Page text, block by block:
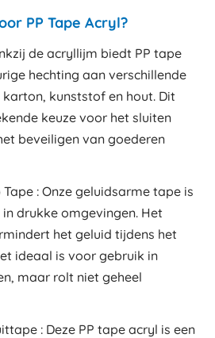
PP Tape Acryl?
de acryllijm biedt PP tape
hechting aan verschillende
kunststof en hout. Dit
keuze voor het sluiten
beveiligen van goederen
: Onze geluidsarme tape is
drukke omgevingen. Het
het geluid tijdens het
ideaal is voor gebruik in
maar rolt niet geheel
: Deze PP tape acryl is een